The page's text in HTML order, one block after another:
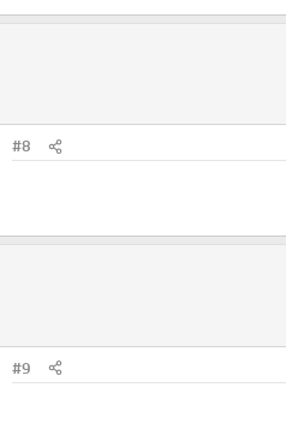
#8
#9